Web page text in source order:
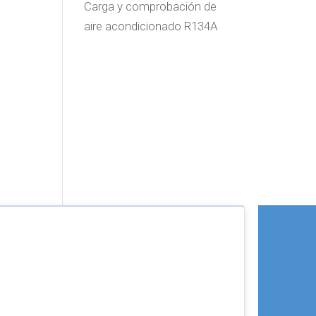
Carga y comprobación de
aire acondicionado R134A